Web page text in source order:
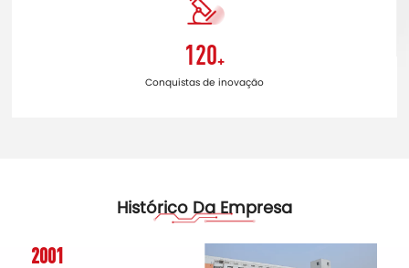
120+
Conquistas de inovação
Histórico Da Empresa
2001